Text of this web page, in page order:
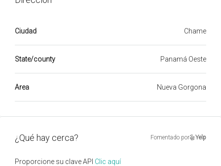
Ciudad Chame
State/county Panamá Oeste
Area Nueva Gorgona
¿Qué hay cerca? Fomentado por Yelp
Proporcione su clave API Clic aquí